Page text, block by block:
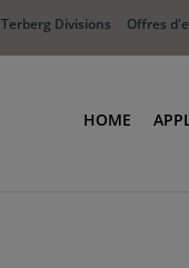
Terberg Divisions Offres
HOME